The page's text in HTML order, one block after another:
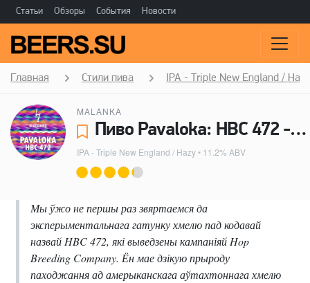
Статьи Обзоры События Новости
Главная Стили пива IPA - Triple New England / Hazy
MALANKA
Пиво Pavaloka: HBC 472 - Malanka
IPA - Triple New England / Hazy• 11.2% ABV
Мы ўжо не першы раз звяртаемся да
эксперыментальнага гатунку хмелю пад кодавай
назвай HBC 472, які выведзены кампаніяй Hop
Breeding Company. Ён мае дзікую прыроду
паходжання ад амерыканскага аўтахтоннага хмелю